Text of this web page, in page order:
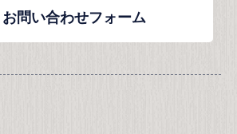
お問い合わせフォーム